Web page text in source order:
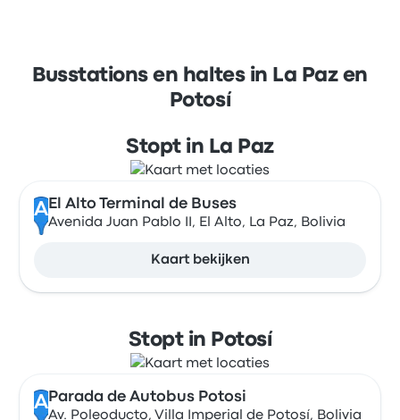
Busstations en haltes in La Paz en
Potosí
Stopt in La Paz
A El Alto Terminal de Buses
Avenida Juan Pablo II, El Alto, La Paz, Bolivia
Kaart bekijken
Stopt in Potosí
A Parada de Autobus Potosi
Av. Poleoducto, Villa Imperial de Potosí, Bolivia